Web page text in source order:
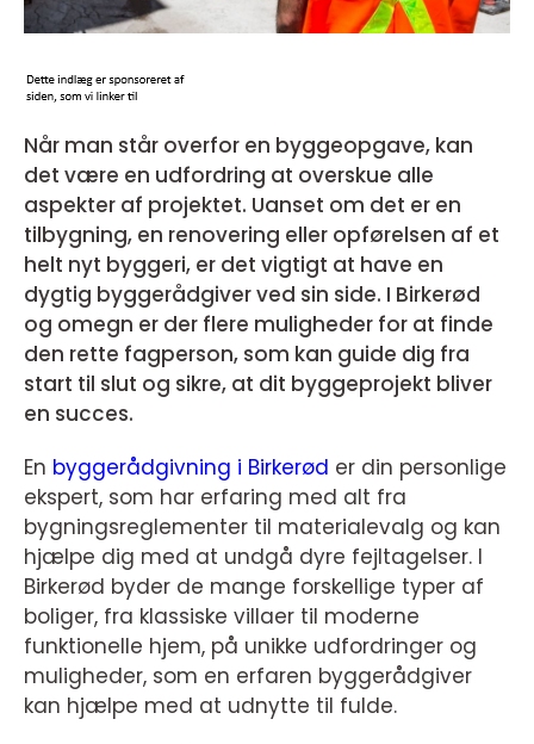
Når man står overfor en byggeopgave, kan
det være en udfordring at overskue alle
aspekter af projektet. Uanset om det er en
tilbygning, en renovering eller opførelsen af et
helt nyt byggeri, er det vigtigt at have en
dygtig byggerådgiver ved sin side. I Birkerød
og omegn er der flere muligheder for at finde
den rette fagperson, som kan guide dig fra
start til slut og sikre, at dit byggeprojekt bliver
en succes.
En byggerådgivning i Birkerød er din personlige
ekspert, som har erfaring med alt fra
bygningsreglementer til materialevalg og kan
hjælpe dig med at undgå dyre fejltagelser. I
Birkerød byder de mange forskellige typer af
boliger, fra klassiske villaer til moderne
funktionelle hjem, på unikke udfordringer og
muligheder, som en erfaren byggerådgiver
kan hjælpe med at udnytte til fulde.